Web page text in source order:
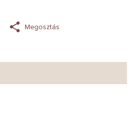
Megosztás